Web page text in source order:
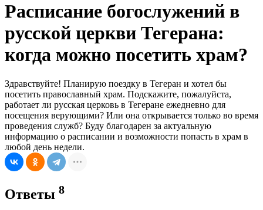
Расписание богослужений в
русской церкви Тегерана:
когда можно посетить храм?
Здравствуйте! Планирую поездку в Тегеран и хотел бы
посетить православный храм. Подскажите, пожалуйста,
работает ли русская церковь в Тегеране ежедневно для
посещения верующими? Или она открывается только во время
проведения служб? Буду благодарен за актуальную
информацию о расписании и возможности попасть в храм в
любой день недели.
Ответы 8